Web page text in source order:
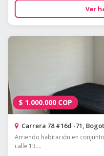
Ver
$ 1.000.000 COP
Carrera 78 #16d -71,
Arriendo habitación en
calle 13....